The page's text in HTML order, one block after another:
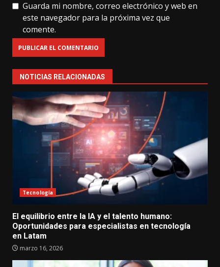
Guarda mi nombre, correo electrónico y web en
este navegador para la próxima vez que
comente.
NOTICIAS RELACIONADAS
Tecnología
El equilibrio entre la IA y el talento humano:
Oportunidades para especialistas en tecnología
en Latam
marzo 16, 2026